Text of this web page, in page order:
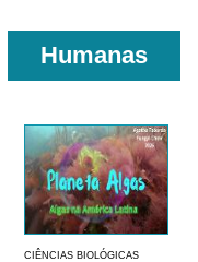
Humanas
CIÊNCIAS BIOLÓGICAS